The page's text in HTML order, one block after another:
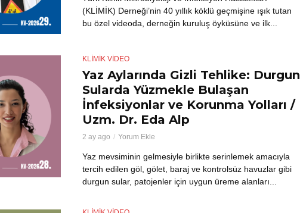
(KLİMİK) Derneği’nin 40 yıllık köklü geçmişine ışık tutan
bu özel videoda, derneğin kuruluş öyküsüne ve ilk...
KLİMİK VIDEO
Yaz Aylarında Gizli Tehlike: Durgun
Sularda Yüzmekle Bulaşan
İnfeksiyonlar ve Korunma Yolları /
Uzm. Dr. Eda Alp
2 ay ago Yorum Ekle
Yaz mevsiminin gelmesiyle birlikte serinlemek amacıyla
tercih edilen göl, gölet, baraj ve kontrolsüz havuzlar gibi
durgun sular, patojenler için uygun üreme alanları...